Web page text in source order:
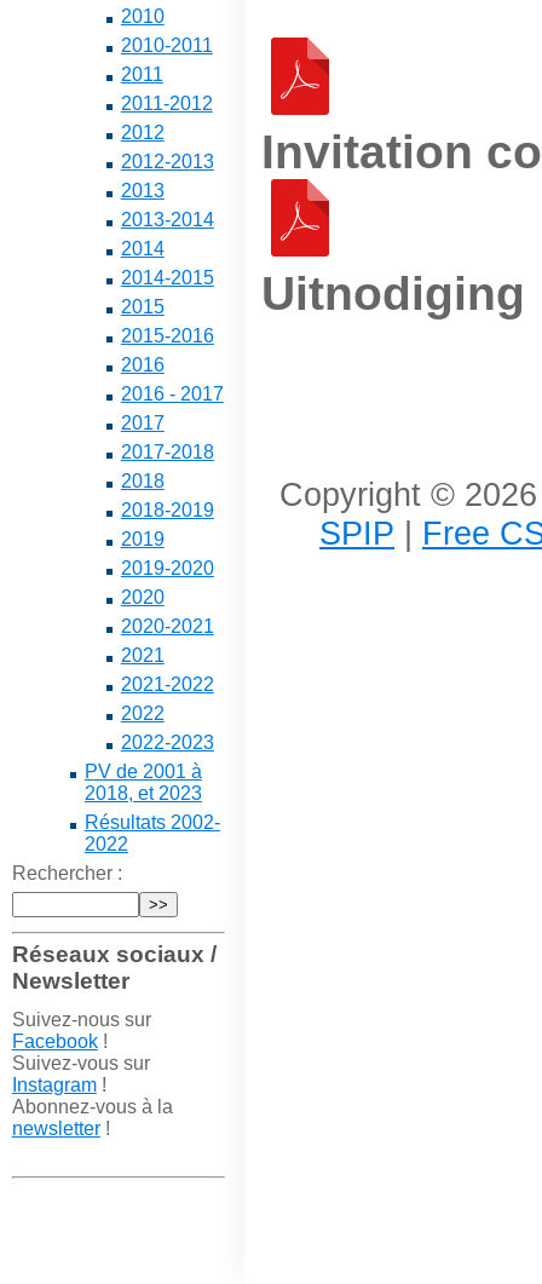
2010
2010-2011
2011
2011-2012
2012
2012-2013
2013
2013-2014
2014
2014-2015
2015
2015-2016
2016
2016 - 2017
2017
2017-2018
2018
2018-2019
2019
2019-2020
2020
2020-2021
2021
2021-2022
2022
2022-2023
PV de 2001 à
2018, et 2023
Résultats 2002-
2022
Rechercher :
Réseaux sociaux /
Newsletter
Suivez-nous sur
Facebook!
Suivez-vous sur
Instagram!
Abonnez-vous à la
newsletter!
Invitation
Uitnodiging
Copyright ©
SPIP | Free